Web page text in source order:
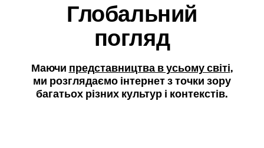
Глобальний
погляд
Маючи представництва в усьому світі,
ми розглядаємо інтернет з точки зору
багатьох різних культур і контекстів.